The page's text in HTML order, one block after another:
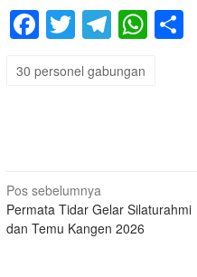
Facebook
Twitter
30 personel gabungan
Navigasi
pos
Pos sebelumnya
Permata Tidar Gelar Silaturahmi
dan Temu Kangen 2026